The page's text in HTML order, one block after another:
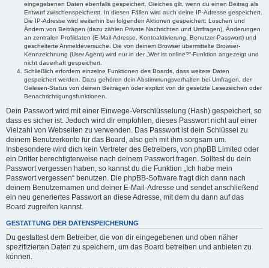
eingegebenen Daten ebenfalls gespeichert. Gleiches gilt, wenn du einen Beitrag als
Entwurf zwischenspeicherst. In diesen Fällen wird auch deine IP-Adresse gespeichert.
Die IP-Adresse wird weiterhin bei folgenden Aktionen gespeichert: Löschen und
Ändern von Beiträgen (dazu zählen Private Nachrichten und Umfragen), Änderungen
an zentralen Profildaten (E-Mail-Adresse, Kontoaktivierung, Benutzer-Passwort) und
gescheiterte Anmeldeversuche. Die von deinem Browser übermittelte Browser-
Kennzeichnung (User Agent) wird nur in der „Wer ist online?“-Funktion angezeigt und
nicht dauerhaft gespeichert.
Schließlich erfordern einzelne Funktionen des Boards, dass weitere Daten
gespeichert werden. Dazu gehören dein Abstimmungsverhalten bei Umfragen, der
Gelesen-Status von deinen Beiträgen oder explizit von dir gesetzte Lesezeichen oder
Benachrichtigungsfunktionen.
Dein Passwort wird mit einer Einwege-Verschlüsselung (Hash) gespeichert, so
dass es sicher ist. Jedoch wird dir empfohlen, dieses Passwort nicht auf einer
Vielzahl von Webseiten zu verwenden. Das Passwort ist dein Schlüssel zu
deinem Benutzerkonto für das Board, also geh mit ihm sorgsam um.
Insbesondere wird dich kein Vertreter des Betreibers, von phpBB Limited oder
ein Dritter berechtigterweise nach deinem Passwort fragen. Solltest du dein
Passwort vergessen haben, so kannst du die Funktion „Ich habe mein
Passwort vergessen“ benutzen. Die phpBB-Software fragt dich dann nach
deinem Benutzernamen und deiner E-Mail-Adresse und sendet anschließend
ein neu generiertes Passwort an diese Adresse, mit dem du dann auf das
Board zugreifen kannst.
GESTATTUNG DER DATENSPEICHERUNG
Du gestattest dem Betreiber, die von dir eingegebenen und oben näher
spezifizierten Daten zu speichern, um das Board betreiben und anbieten zu
können.